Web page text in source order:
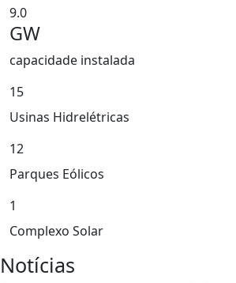
9.0
GW
capacidade instalada
15
Usinas Hidrelétricas
12
Parques Eólicos
1
Complexo Solar
Notícias